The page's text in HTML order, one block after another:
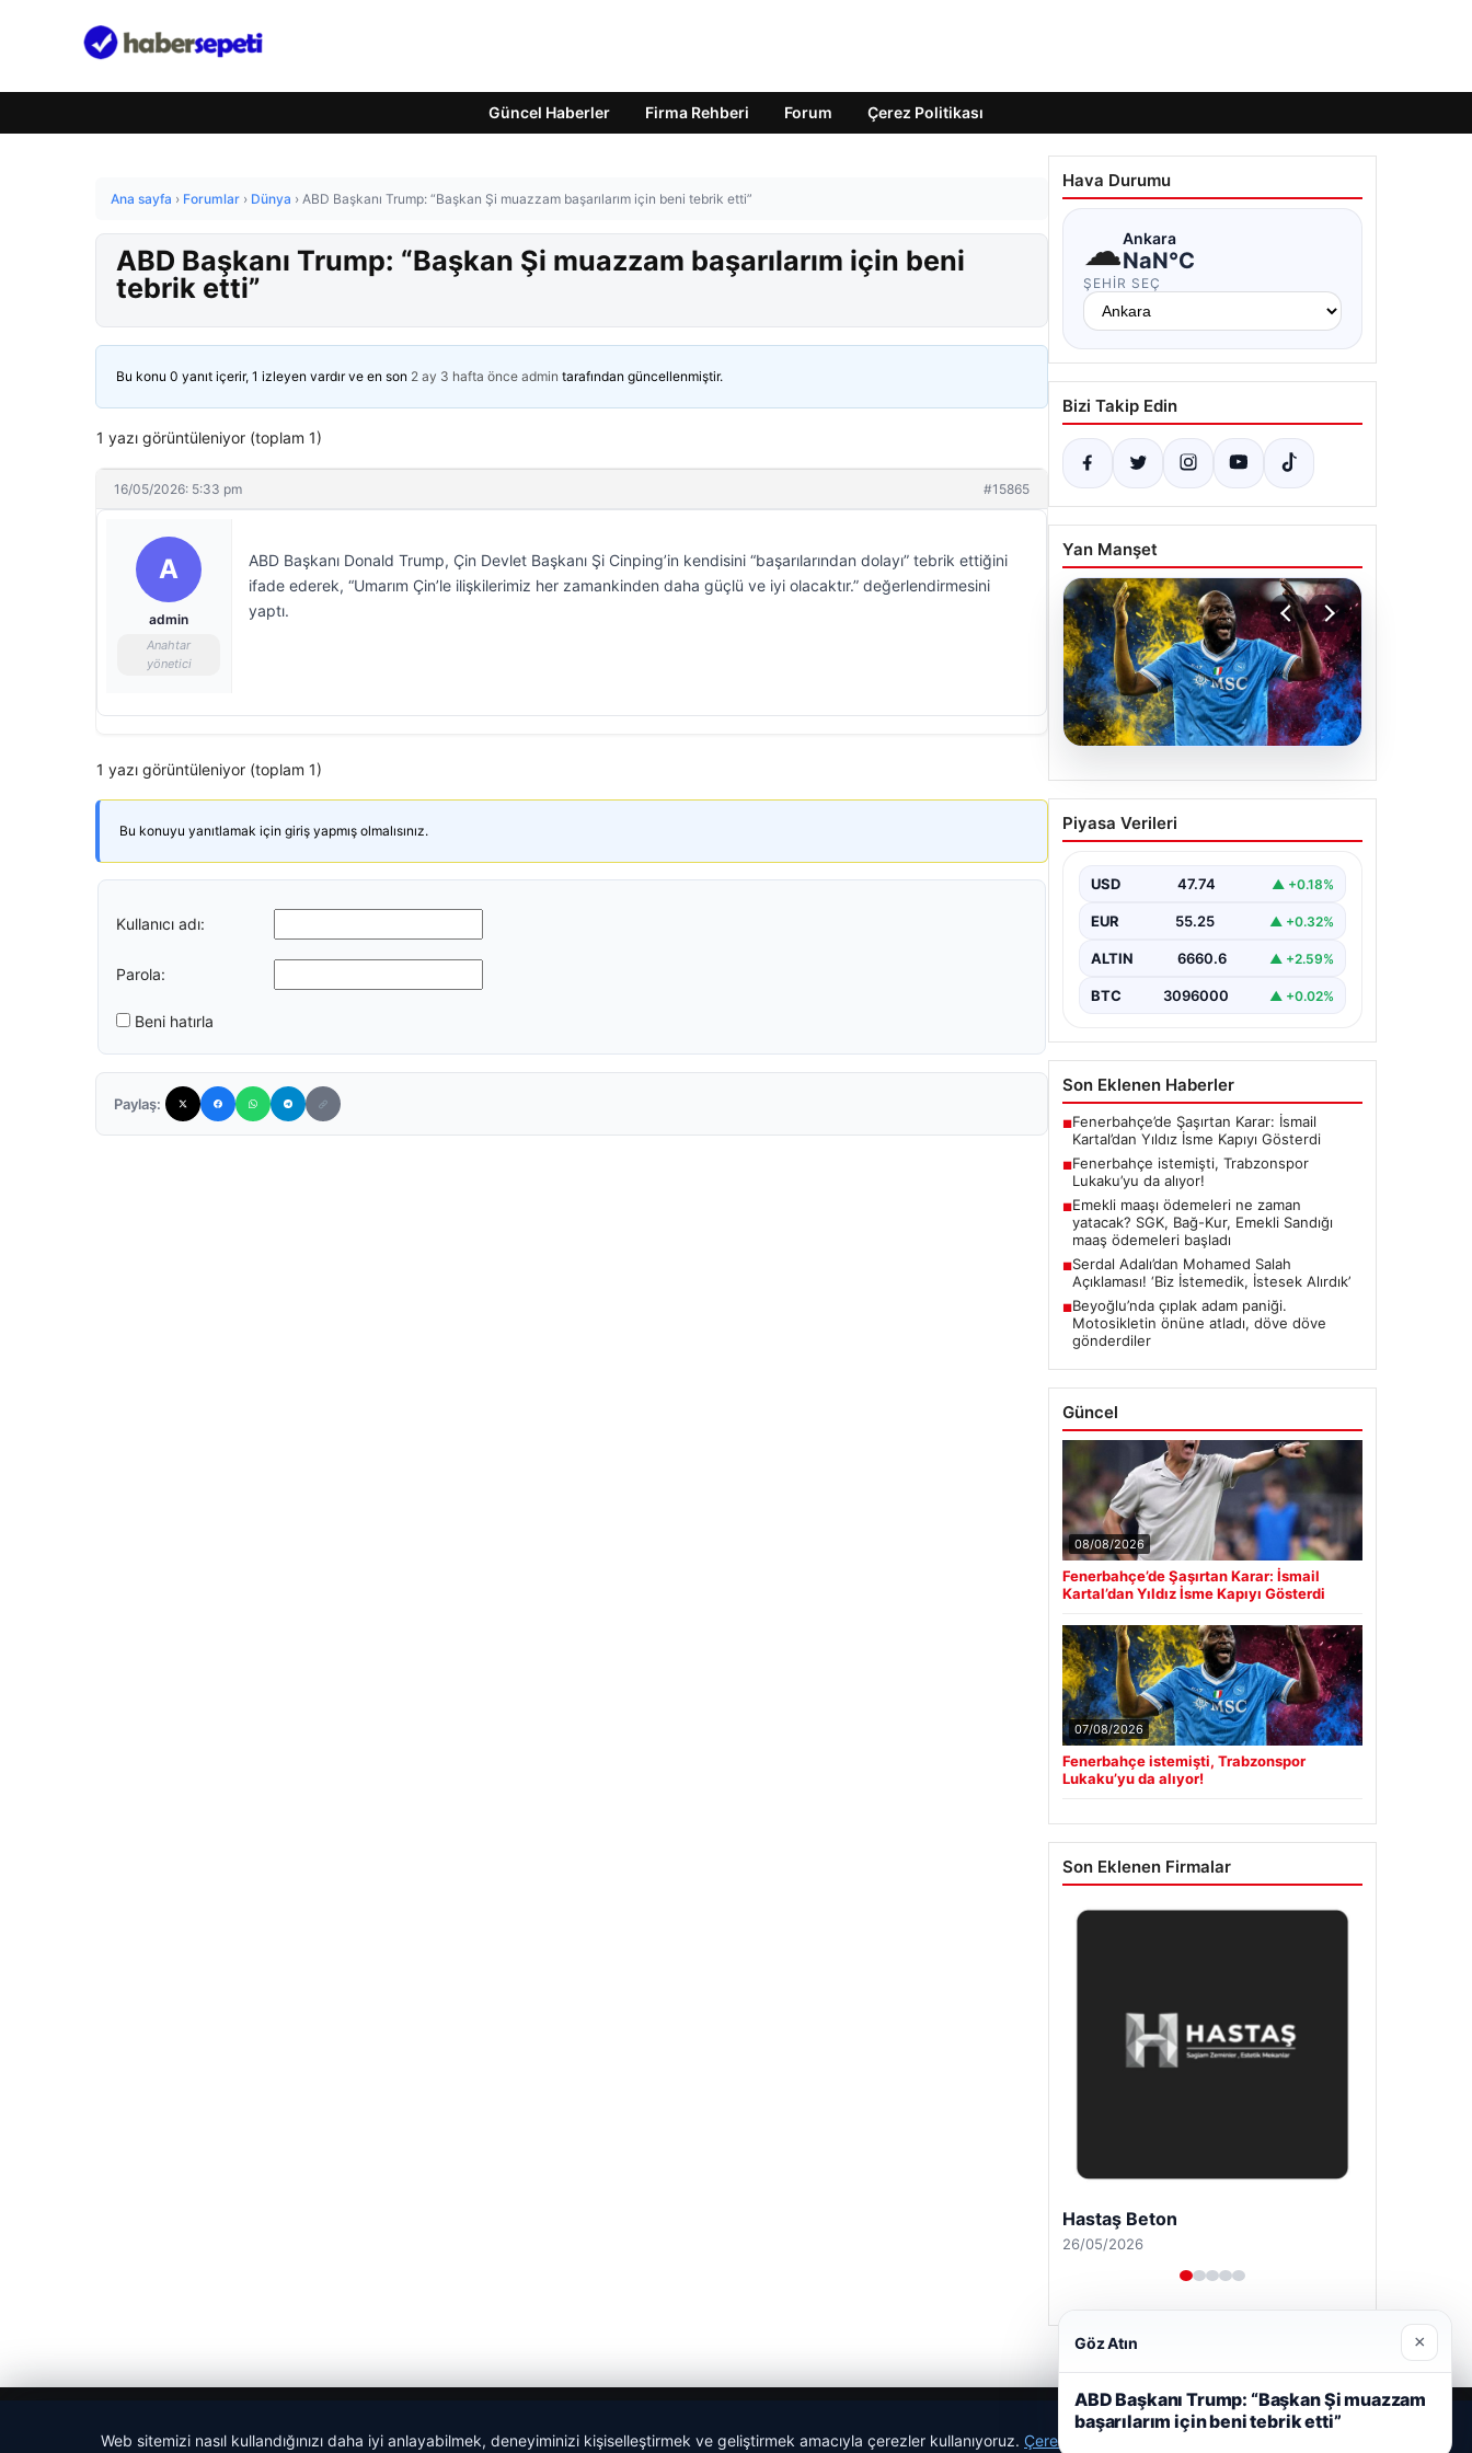
Güncel Haberler Firma Rehberi Forum Çerez Politikası
Ana sayfa › Forumlar › Dünya › ABD Başkanı Trump: “Başkan Şi muazzam başarılarım için beni tebrik etti”
ABD Başkanı Trump: “Başkan Şi muazzam başarılarım için beni
tebrik etti”
Bu konu 0 yanıt içerir, 1 izleyen vardır ve en son 2 ay 3 hafta önce admin tarafından güncellenmiştir.
1 yazı görüntüleniyor (toplam 1)
16/05/2026: 5:33 pm #15865
A
admin
Anahtar
yönetici
ABD Başkanı Donald Trump, Çin Devlet Başkanı Şi Cinping’in kendisini “başarılarından dolayı” tebrik ettiğini
ifade ederek, “Umarım Çin’le ilişkilerimiz her zamankinden daha güçlü ve iyi olacaktır.” değerlendirmesini
yaptı.
1 yazı görüntüleniyor (toplam 1)
Bu konuyu yanıtlamak için giriş yapmış olmalısınız.
Kullanıcı adı:
Parola:
Beni hatırla
Paylaş:
Hava Durumu
☁Ankara
NaN°C
ŞEHIR SEÇ
Bizi Takip Edin
Yan Manşet
07.08.2026
Fenerbahçe istemişti,
Trabzonspor Lukaku’yu da
Piyasa Verileri
USD 47.74 ▲ +0.18%
EUR 55.25 ▲ +0.32%
ALTIN 6660.6 ▲ +2.59%
BTC 3096000 ▲ +0.02%
Son Eklenen Haberler
■Fenerbahçe’de Şaşırtan Karar: İsmail
Kartal’dan Yıldız İsme Kapıyı Gösterdi
■Fenerbahçe istemişti, Trabzonspor
Lukaku’yu da alıyor!
■Emekli maaşı ödemeleri ne zaman
yatacak? SGK, Bağ-Kur, Emekli Sandığı
maaş ödemeleri başladı
■Serdal Adalı’dan Mohamed Salah
Açıklaması! ‘Biz İstemedik, İstesek Alırdık’
■Beyoğlu’nda çıplak adam paniği.
Motosikletin önüne atladı, döve döve
gönderdiler
Güncel
08/08/2026
Fenerbahçe’de Şaşırtan Karar: İsmail
Kartal’dan Yıldız İsme Kapıyı Gösterdi
07/08/2026
Fenerbahçe istemişti, Trabzonspor
Lukaku’yu da alıyor!
Son Eklenen Firmalar
Hastaş Beton
26/05/2026
Web sitemizi nasıl kullandığınızı daha iyi anlayabilmek, deneyiminizi kişiselleştirmek ve geliştirmek amacıyla çerezler kullanıyoruz. Çerez Politikamız
Göz Atın ×
ABD Başkanı Trump: “Başkan Şi muazzam
başarılarım için beni tebrik etti”